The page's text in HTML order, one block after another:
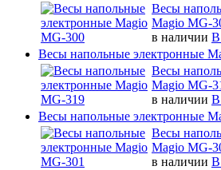
Весы
Magio MG-
в наличии В
Весы напольные электронные
Весы
Magio MG-
в наличии В
Весы напольные электронные
Весы
Magio MG-
в наличии В